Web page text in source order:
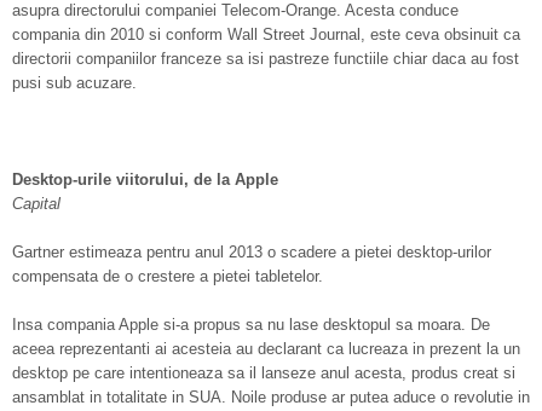
asupra directorului companiei Telecom-Orange. Acesta conduce
compania din 2010 si conform Wall Street Journal, este ceva obsinuit ca
directorii companiilor franceze sa isi pastreze functiile chiar daca au fost
pusi sub acuzare.
Desktop-urile viitorului, de la Apple
Capital
Gartner estimeaza pentru anul 2013 o scadere a pietei desktop-urilor
compensata de o crestere a pietei tabletelor.
Insa compania Apple si-a propus sa nu lase desktopul sa moara. De
aceea reprezentanti ai acesteia au declarant ca lucreaza in prezent la un
desktop pe care intentioneaza sa il lanseze anul acesta, produs creat si
ansamblat in totalitate in SUA. Noile produse ar putea aduce o revolutie in